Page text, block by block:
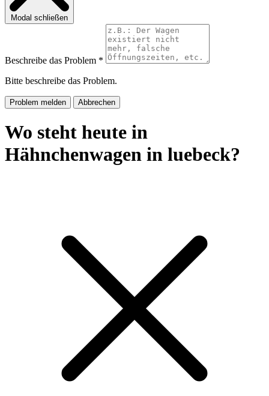
Modal schließen
Beschreibe das Problem *
Bitte beschreibe das Problem.
Problem melden Abbrechen
Wo steht heute in
Hähnchenwagen in luebeck?